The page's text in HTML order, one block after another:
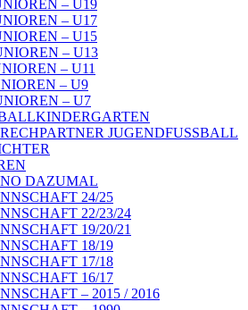
– U19
– U17
– U15
– U13
– U11
– U9
– U7
JUGENDFUSSBALL
DAZUMAL
24/25
22/23/24
19/20/21
18/19
17/18
16/17
– 2015 / 2016